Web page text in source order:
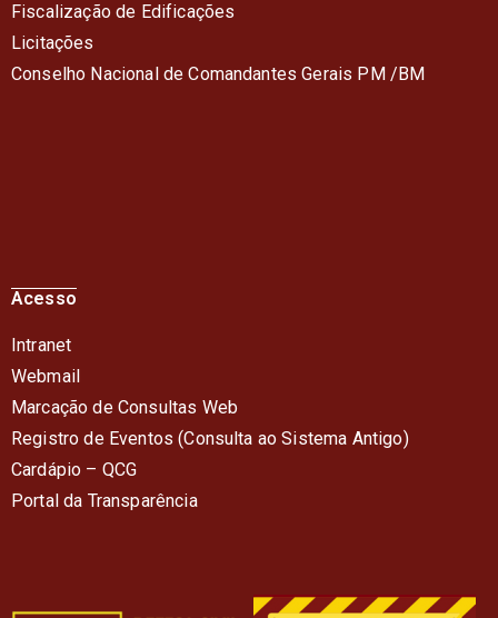
Fiscalização de Edificações
Licitações
Conselho Nacional de Comandantes Gerais PM /BM
Acesso
Intranet
Webmail
Marcação de Consultas Web
Registro de Eventos (Consulta ao Sistema Antigo)
Cardápio – QCG
Portal da Transparência